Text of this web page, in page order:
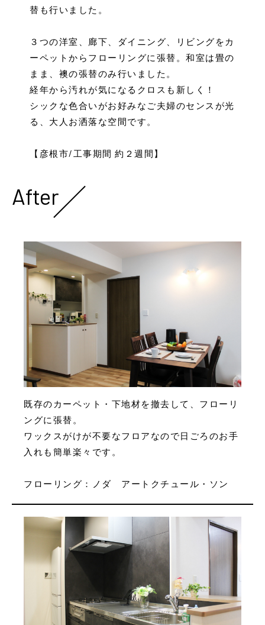
替も行いました。
３つの洋室、廊下、ダイニング、リビングをカ
ーペットからフローリングに張替。和室は畳の
まま、襖の張替のみ行いました。
経年から汚れが気になるクロスも新しく！
シックな色合いがお好みなご夫婦のセンスが光
る、大人お洒落な空間です。
【彦根市/工事期間 約２週間】
After
既存のカーペット・下地材を撤去して、フローリ
ングに張替。
ワックスがけが不要なフロアなので日ごろのお手
入れも簡単楽々です。
フローリング：ノダ アートクチュール・ソン